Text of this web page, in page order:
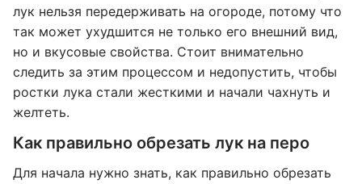
лук нельзя передерживать на огороде, потому что
так может ухудшится не только его внешний вид,
но и вкусовые свойства. Стоит внимательно
следить за этим процессом и недопустить, чтобы
ростки лука стали жесткими и начали чахнуть и
желтеть.
Как правильно обрезать лук на перо
Для начала нужно знать, как правильно обрезать